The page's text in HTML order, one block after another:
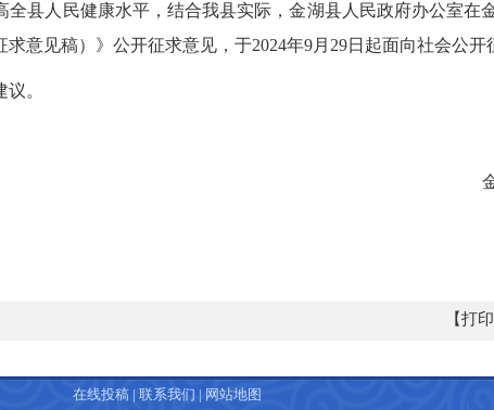
全县人民健康水平，结合我县实际，金湖县人民政府办公室在
意见稿）》公开征求意见，于2024年9月29日起面向社会公开
。
【打
在线投稿 | 联系我们 | 网站地图